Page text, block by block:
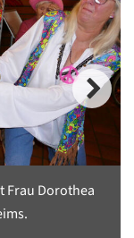
Frau Dorothea